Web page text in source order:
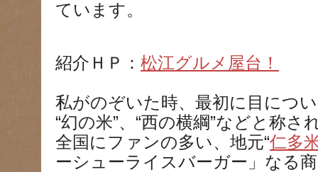
ています。
紹介ＨＰ： 松江グルメ屋台！
私がのぞいた時、最初に目につ
“幻の米”、“西の横綱”などと称さ
全国にファンの多い、地元“仁多
ーシューライスバーガー」なる